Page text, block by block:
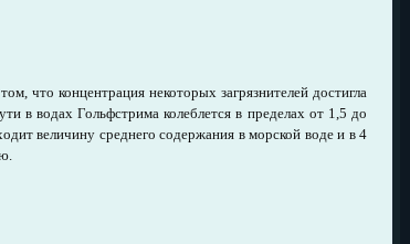
что концентрация некоторых загрязнителей достигла
в водах Гольфстрима колеблется в пределах от 1,5 до
величину среднего содержания в морской воде и в 4